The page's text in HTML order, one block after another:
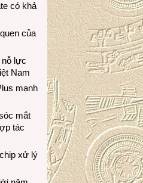
có khả
của
nỗ lực
Nam
mạnh
mắt
tác
xử lý